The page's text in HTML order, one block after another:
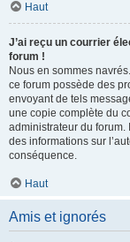
Haut
J’ai reçu un courrier
forum !
Nous en sommes
ce forum possède des
envoyant de tels
une copie complète du
administrateur du forum.
des informations sur
conséquence.
Haut
Amis et ignorés